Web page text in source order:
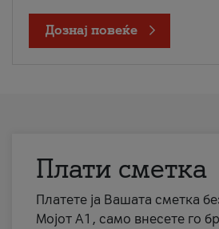
Дознај повеќе
Плати сметка
Платете ја Вашата сметка
Мојот А1, само внесете го